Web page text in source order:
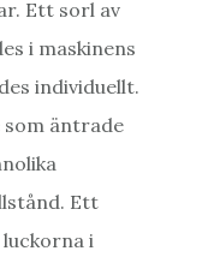
Ett sorl av
i maskinens
individuellt.
som äntrade
Ett
i